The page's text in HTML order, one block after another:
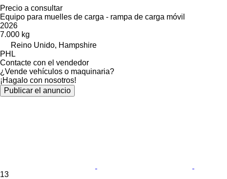
Precio a consultar
Equipo para muelles de carga - rampa de carga móvil
2026
7.000 kg
Reino Unido, Hampshire
PHL
Contacte con el vendedor
¿Vende vehículos o maquinaria?
¡Hagalo con nosotros!
Publicar el anuncio
13